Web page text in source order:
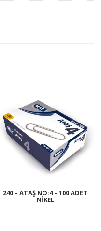
240 – ATAŞ NO:4 – 100 ADET
NIKEL